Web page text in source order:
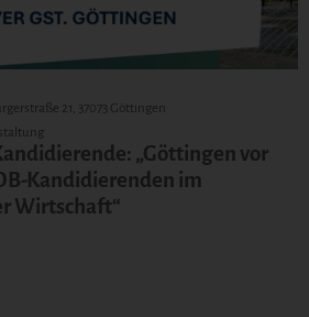
21, 37073 Göttingen
„Göttingen vor
Kandidierenden im
Wirtschaft“